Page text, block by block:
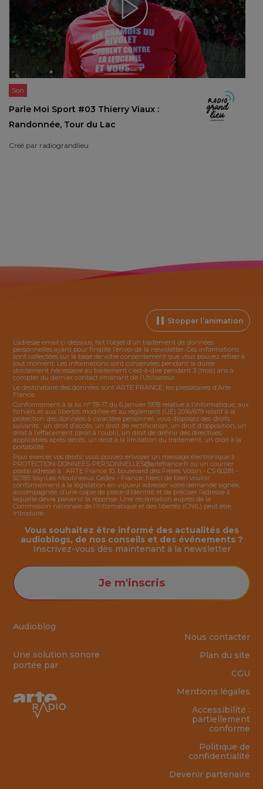
Son
Parle Moi Sport #03 Thierry Viaux :
Randonnée, Tour du Lac
Créé par radiograndlieu
Stopper l’animation
L’adresse email ci-dessous, fait l’objet d’un traitement de données
personnelles ayant pour finalité l’envoi de la newsletter. Ces informations
sont collectées sur la base de votre consentement que vous pouvez retirer à
tout moment. Les informations sont conservées pendant la durée
strictement nécessaire au traitement c’est-à-dire pendant 3 (trois) ans à
compter du dernier contact émanant de l’Utilisateur.
Le destinataire des données sont ARTE FRANCE, les prestataires d’Arte
France.
Conformément à la loi n° 78-17 du 6 janvier 1978 relative à l’informatique, aux
fichiers et aux libertés modifiée et au règlement (UE) 2016/679 relatif à la
protection des données à caractère personnel, vous disposez des droits
suivants : un droit d’accès, un droit de rectification, un droit d’opposition, un
droit à l’effacement (droit à l’oubli), un droit de définir des directives
applicables après décès, un droit à la limitation du traitement, un droit à la
portabilité.
Pour exercer vos droits, vous pouvez envoyer un message électronique à :
PROTECTION-DONNEES-PERSONNELLES@artefrance.fr ou un courrier
postal adressé à : ARTE France 10, boulevard des Frères Voisin - CS 60281 -
92785 Issy-Les-Moulineaux Cedex - France. Merci de bien vouloir
conformément à la législation en vigueur adresser votre demande signée,
accompagnée, d’une copie de pièce d’identité et de préciser l’adresse à
laquelle devra parvenir la réponse. Une réclamation auprès de la
Commission nationale de l’Informatique et des libertés (CNIL) peut être
introduite.
Audioblog
Une solution sonore
portée par
Vous souhaitez être informé des actualités des
audioblogs, de nos conseils et des événements ?
Inscrivez-vous dès maintenant à la newsletter
Je m'inscris
Nous contacter
Plan du site
CGU
Mentions légales
Accessibilité :
partiellement
conforme
Politique de
confidentialité
Devenir partenaire